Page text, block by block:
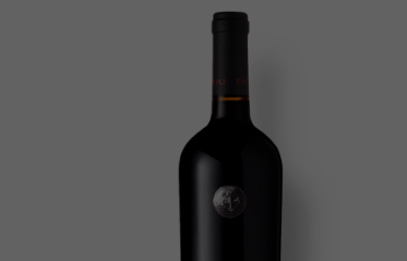
Bodega Garzon